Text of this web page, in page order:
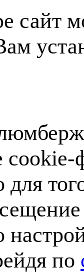
сайт
по